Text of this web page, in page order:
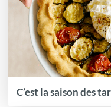
C’est la saison des